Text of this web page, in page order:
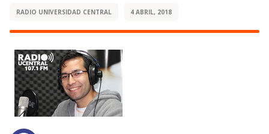
RADIO UNIVERSIDAD CENTRAL 4 ABRIL, 2018